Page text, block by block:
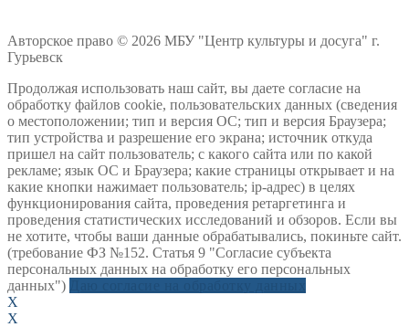
Авторское право © 2026 МБУ "Центр культуры и досуга" г.
Гурьевск
Продолжая использовать наш сайт, вы даете согласие на
обработку файлов cookie, пользовательских данных (сведения
о местоположении; тип и версия ОС; тип и версия Браузера;
тип устройства и разрешение его экрана; источник откуда
пришел на сайт пользователь; с какого сайта или по какой
рекламе; язык ОС и Браузера; какие страницы открывает и на
какие кнопки нажимает пользователь; ip-адрес) в целях
функционирования сайта, проведения ретаргетинга и
проведения статистических исследований и обзоров. Если вы
не хотите, чтобы ваши данные обрабатывались, покиньте сайт.
(требование ФЗ №152. Статья 9 "Согласие субъекта
персональных данных на обработку его персональных
данных")
X
X